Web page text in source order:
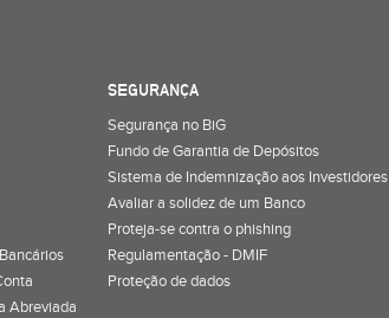
Abreviada
SEGURANÇA
Segurança no BiG
Fundo de Garantia de Depósitos
Sistema de Indemnização aos Investidores
Avaliar a solidez de um Banco
Proteja-se contra o phishing
Regulamentação - DMIF
Proteção de dados